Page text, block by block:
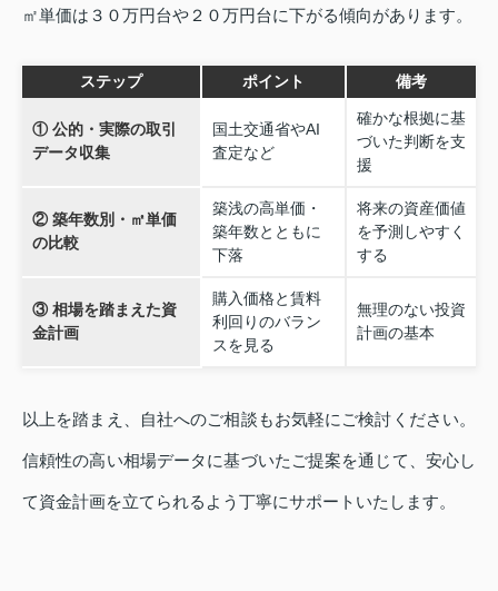
㎡単価は３０万円台や２０万円台に下がる傾向があります。
ステップ ポイント 備考
① 公的・実際の取引
データ収集
国土交通省やAI
査定など
確かな根拠に基
づいた判断を支
援
② 築年数別・㎡単価
の比較
築浅の高単価・
築年数とともに
下落
将来の資産価値
を予測しやすく
する
③ 相場を踏まえた資
金計画
購入価格と賃料
利回りのバラン
スを見る
無理のない投資
計画の基本
以上を踏まえ、自社へのご相談もお気軽にご検討ください。
信頼性の高い相場データに基づいたご提案を通じて、安心し
て資金計画を立てられるよう丁寧にサポートいたします。